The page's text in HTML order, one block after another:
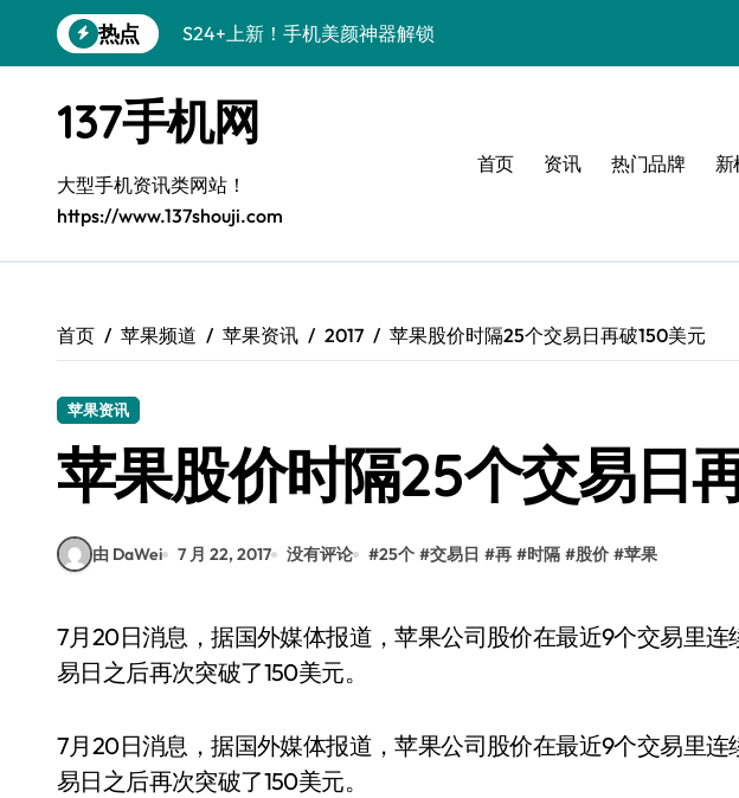
到
热点
A56 5G登场，刷新三星时尚新高度！
三星S26上新！3招秒变手机个性美学
S25美学攻略：解锁三星个性炫彩新姿势
Galaxy Z Flip6：折叠间，尽显潮流魔力！
137手机网
大型手机资讯类网站！
https://www.137shouji.com
首页 资讯 热门品牌 新
首页 苹果频道 苹果资讯 2017 苹果股价时隔25个交易日再破150美元
苹果资讯
苹果股价时隔25个交易日
由 DaWei 7 月 22, 2017 没有评论 #25个 #交易日 #再 #时隔 #股价 #苹果
7月20日消息，据国外媒体报道，苹果公司股价在最近9个交易里连续上涨，股价也在时隔25个交
易日之后再次突破了150美元。
7月20日消息，据国外媒体报道，苹果公司股价在最近9个交易里
易日之后再次突破了150美元。